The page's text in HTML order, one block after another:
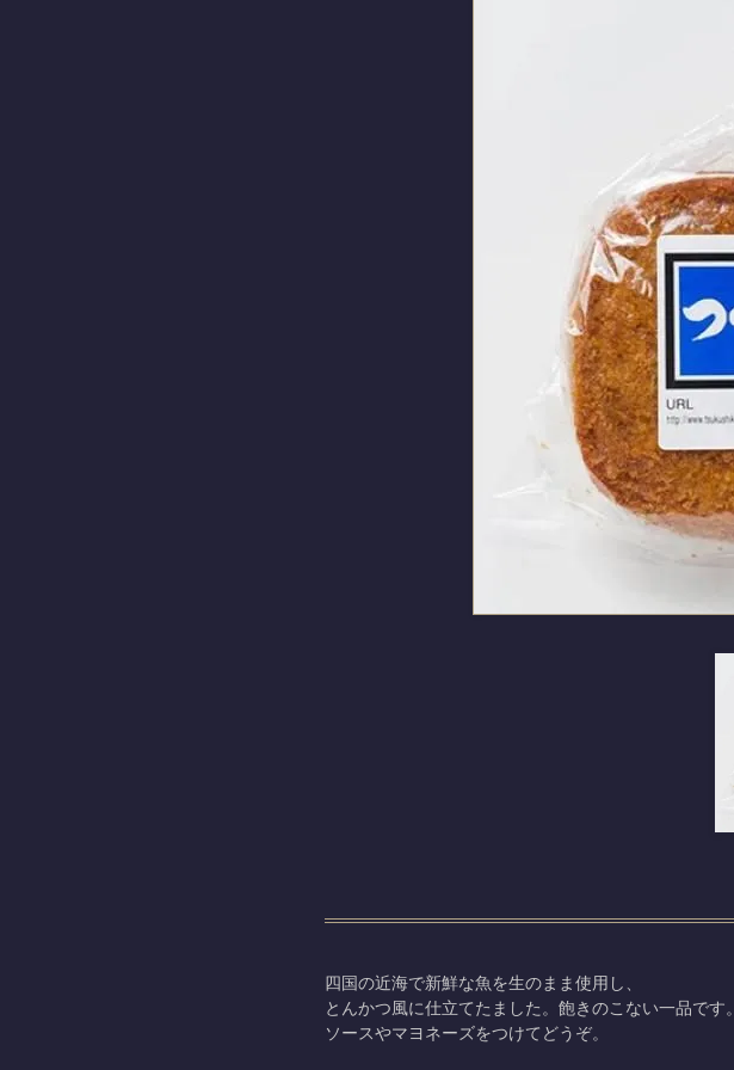
四国の近海で新鮮な魚を生のまま使用し、
とんかつ風に仕立てたました。飽きのこない一品です。
ソースやマヨネーズをつけてどうぞ。